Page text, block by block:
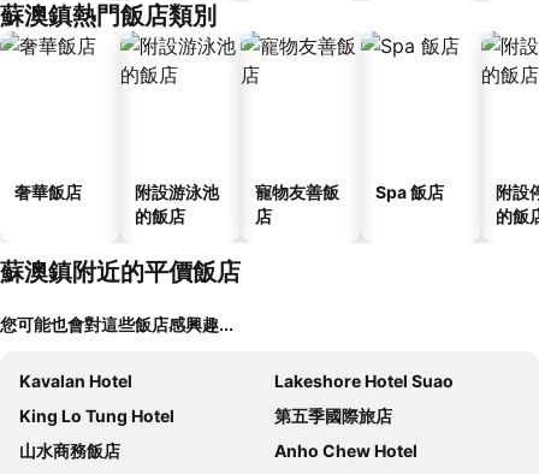
蘇澳鎮熱門飯店類別
奢華飯店
附設游泳池
的飯店
寵物友善飯
店
Spa 飯店
附設
的飯
蘇澳鎮附近的平價飯店
您可能也會對這些飯店感興趣...
Kavalan Hotel
Lakeshore Hotel Suao
King Lo Tung Hotel
第五季國際旅店
山水商務飯店
Anho Chew Hotel